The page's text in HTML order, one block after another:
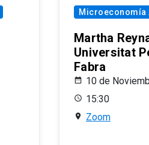
Microeconomía
Martha
Universitat
Fabra
10 de
15:30
Zoom